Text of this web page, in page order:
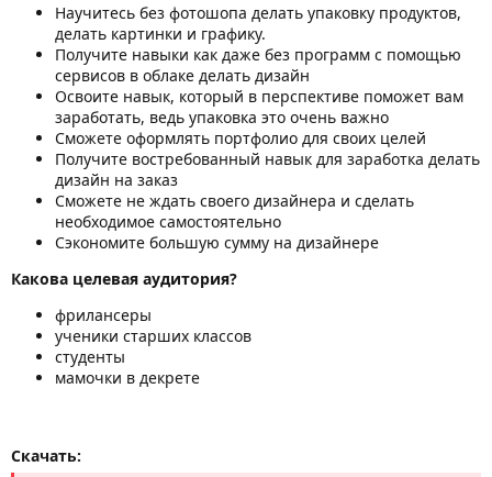
Научитесь без фотошопа делать упаковку продуктов,
делать картинки и графику.
Получите навыки как даже без программ с помощью
сервисов в облаке делать дизайн
Освоите навык, который в перспективе поможет вам
заработать, ведь упаковка это очень важно
Сможете оформлять портфолио для своих целей
Получите востребованный навык для заработка делать
дизайн на заказ
Сможете не ждать своего дизайнера и сделать
необходимое самостоятельно
Сэкономите большую сумму на дизайнере
Какова целевая аудитория?
фрилансеры
ученики старших классов
студенты
мамочки в декрете
Скачать: